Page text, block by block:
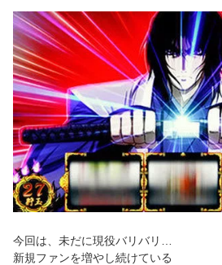
今回は、未だに現役バリバリ…
新規ファンを増やし続けている